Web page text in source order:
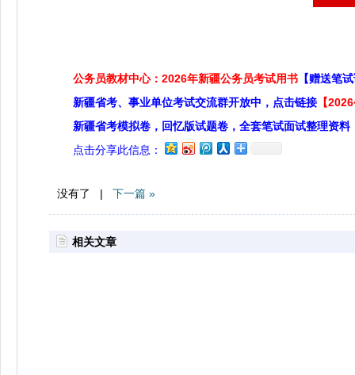
公务员教材中心：2026年新疆公务员考试用书 【赠送笔
新疆省考、事业单位考试交流群开放中，点击链接 【
新疆省考模拟卷，回忆版试题卷，全套笔试面试整理资料
点击分享此信息：
没有了 | 下一篇 »
相关文章